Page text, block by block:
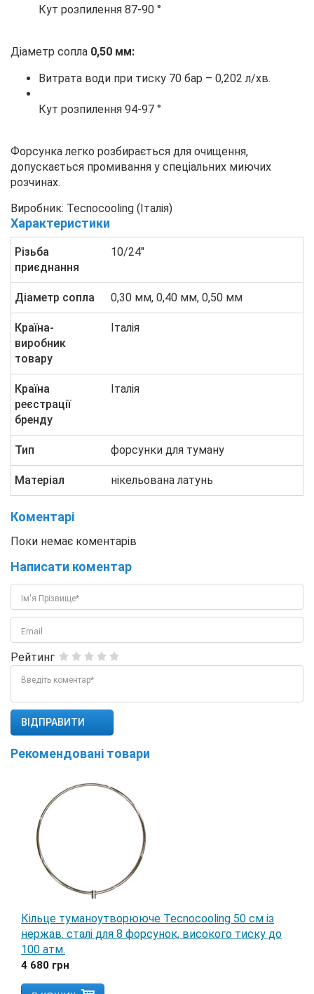
Кут розпилення 87-90 °
Діаметр сопла 0,50 мм:
Витрата води при тиску 70 бар – 0,202 л/хв.
Кут розпилення 94-97 °
Форсунка легко розбирається для очищення,
допускається промивання у спеціальних миючих
розчинах.
Виробник: Tecnocooling (Італія)
Характеристики
Різьба
приєднання
10/24"
Діаметр сопла 0,30 мм, 0,40 мм, 0,50 мм
Країна-
виробник
товару
Італія
Країна
реєстрації
бренду
Італія
Тип форсунки для туману
Матеріал нікельована латунь
Коментарі
Поки немає коментарів
Написати коментар
Ім'я Прізвище*
Email
Рейтинг
Введіть коментар*
Рекомендовані товари
Кільце туманоутворююче Tecnocooling 50 см із
нержав. сталі для 8 форсунок, високого тиску до
100 атм.
4 680 грн